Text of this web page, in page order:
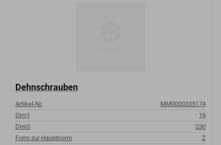
Dehnschrauben
Artikel-Nr.
MM0000335174
Dim1
16
Dim3
230
Form zur Hauptnorm
Z